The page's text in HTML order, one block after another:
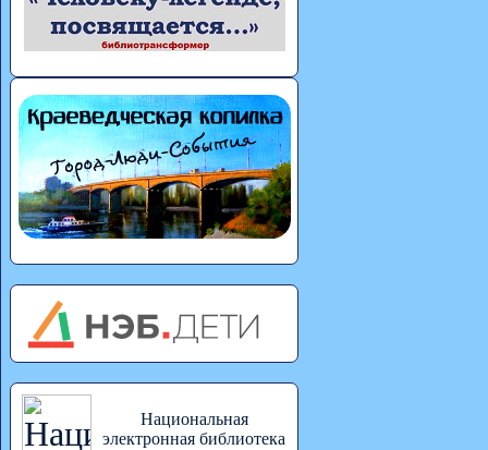
Национальная
электронная библиотека